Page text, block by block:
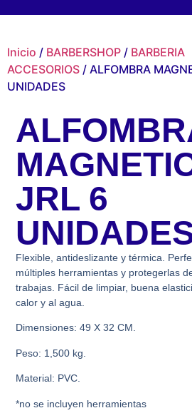
Inicio / BARBERSHOP / BARBERIA
ACCESORIOS / ALFOMBRA
UNIDADES
JRL 6
Flexible, antideslizante y térmica.
múltiples herramientas y protegerlas
trabajas. Fácil de limpiar, buena
calor y al agua.
Dimensiones: 49 X 32 CM.
Peso: 1,500 kg.
Material: PVC.
*no se incluyen herramientas